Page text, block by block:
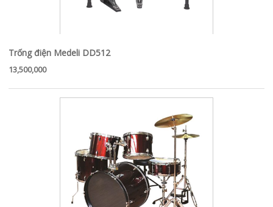
Trống điện Medeli DD512
13,500,000